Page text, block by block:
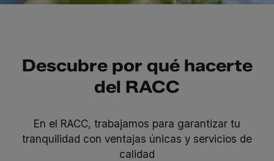
Descubre por qué hacerte
del RACC
En el RACC, trabajamos para garantizar tu
tranquilidad con ventajas únicas y servicios de
calidad